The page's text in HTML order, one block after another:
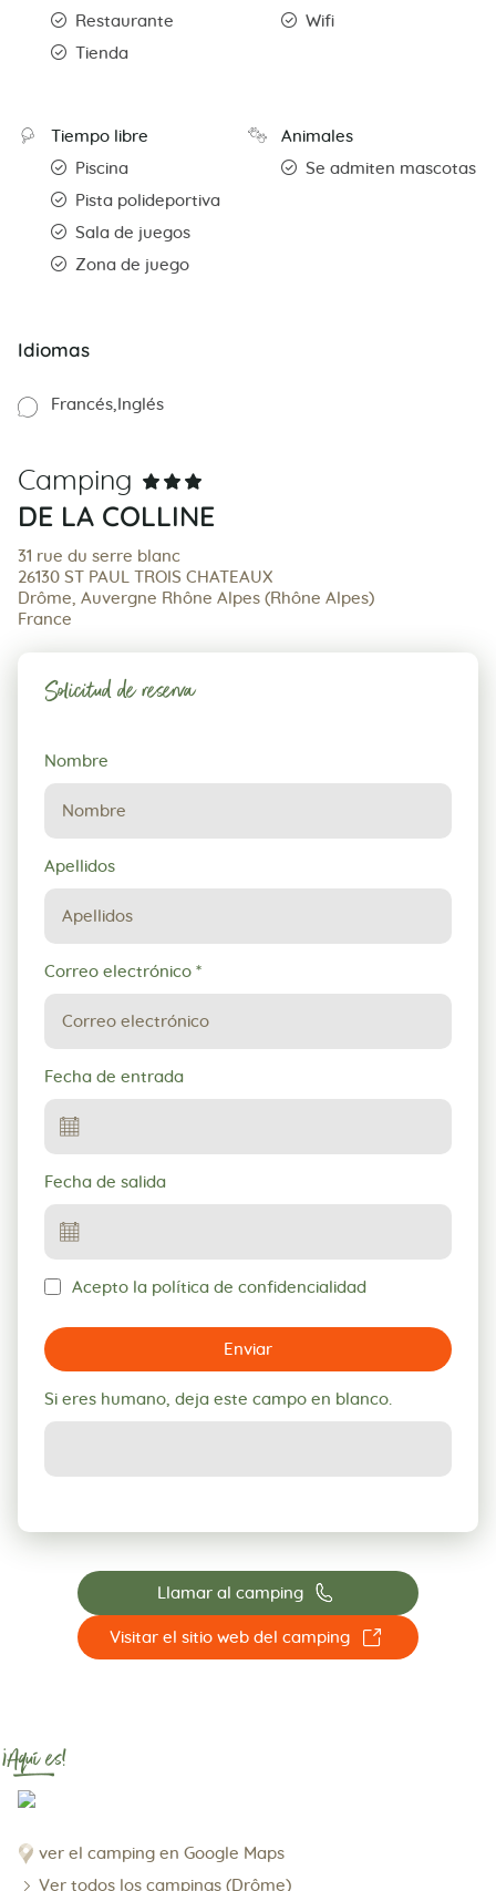
Restaurante
Tienda
Wifi
Tiempo libre
Piscina
Pista polideportiva
Sala de juegos
Zona de juego
Animales
Se admiten mascotas
Idiomas
Francés Inglés
Camping
DE LA COLLINE
31 rue du serre blanc
26130 ST PAUL TROIS CHATEAUX
Drôme, Auvergne Rhône Alpes (Rhône Alpes)
France
Solicitud de reserva
Solicitud
de
reserva
Nombre
Apellidos
Correo electrónico *
Fecha de entrada
Fecha de salida
Acepto la política de confidencialidad
Enviar
Si eres humano, deja este campo en blanco.
Llamar al camping 📞
Visitar el sitio web del camping ☐
¡Aquí es!
ver el camping en Google Maps
Ver todos los campings (Drôme)